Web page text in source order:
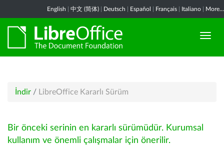
English 中文 (简体) Deutsch Español Français Italiano More...
İndir / LibreOffice Kararlı Sürüm
Bir önceki serinin en kararlı sürümüdür. Kurumsal
kullanım ve önemli çalışmalar için önerilir.